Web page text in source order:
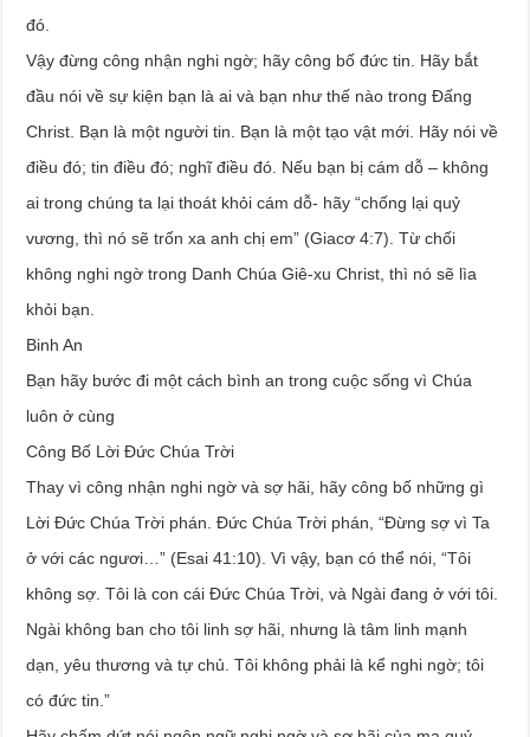
đó.
Vậy đừng công nhận nghi ngờ; hãy công bố đức tin. Hãy bắt
đầu nói về sự kiện bạn là ai và bạn như thế nào trong Đấng
Christ. Bạn là một người tin. Bạn là một tạo vật mới. Hãy nói về
điều đó; tin điều đó; nghĩ điều đó. Nếu bạn bị cám dỗ – không
ai trong chúng ta lại thoát khỏi cám dỗ- hãy “chống lại quỷ
vương, thì nó sẽ trốn xa anh chị em” (Giacơ 4:7). Từ chối
không nghi ngờ trong Danh Chúa Giê-xu Christ, thì nó sẽ lìa
khỏi bạn.
Binh An
Bạn hãy bước đi một cách bình an trong cuộc sống vì Chúa
luôn ở cùng
Công Bố Lời Đức Chúa Trời
Thay vì công nhận nghi ngờ và sợ hãi, hãy công bố những gì
Lời Đức Chúa Trời phán. Đức Chúa Trời phán, “Đừng sợ vì Ta
ở với các ngươi…” (Esai 41:10). Vì vậy, bạn có thể nói, “Tôi
không sợ. Tôi là con cái Đức Chúa Trời, và Ngài đang ở với tôi.
Ngài không ban cho tôi linh sợ hãi, nhưng là tâm linh mạnh
dạn, yêu thương và tự chủ. Tôi không phải là kể nghi ngờ; tôi
có đức tin.”